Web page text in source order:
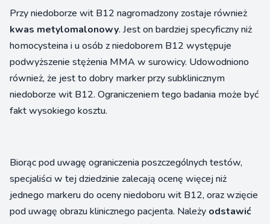
Przy niedoborze wit B12 nagromadzony zostaje również
kwas metylomalonowy. Jest on bardziej specyficzny niż
homocysteina i u osób z niedoborem B12 występuje
podwyższenie stężenia MMA w surowicy. Udowodniono
również, że jest to dobry marker przy subklinicznym
niedoborze wit B12. Ograniczeniem tego badania może być
fakt wysokiego kosztu.
Biorąc pod uwagę ograniczenia poszczególnych testów,
specjaliści w tej dziedzinie zalecają ocenę więcej niż
jednego markeru do oceny niedoboru wit B12, oraz wzięcie
pod uwagę obrazu klinicznego pacjenta. Należy odstawić